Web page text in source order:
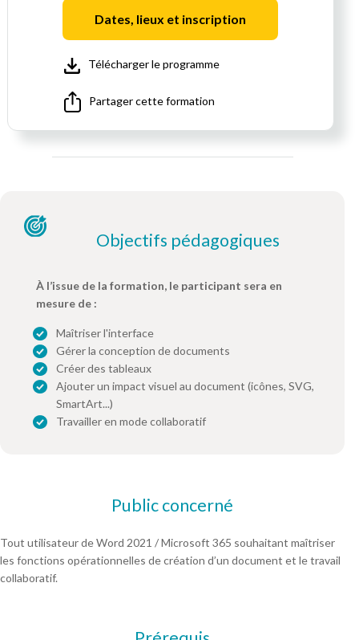
Dates, lieux et inscription
Télécharger le programme
Partager cette formation
Objectifs pédagogiques
À l’issue de la formation, le participant sera en
mesure de :
Maîtriser l'interface
Gérer la conception de documents
Créer des tableaux
Ajouter un impact visuel au document (icônes, SVG,
SmartArt...)
Travailler en mode collaboratif
Public concerné
Tout utilisateur de Word 2021 / Microsoft 365 souhaitant maîtriser
les fonctions opérationnelles de création d’un document et le travail
collaboratif.